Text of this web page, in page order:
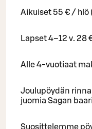
Aikuiset 55 € / hlö
Lapset 4–12 v. 28
Alle 4-vuotiaat
Joulupöydän
juomia Sagan
Suosittelemme